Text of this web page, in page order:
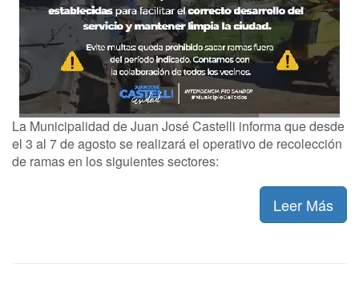
La Municipalidad de Juan José Castelli informa que desde
el 3 al 7 de agosto se realizará el operativo de recolección
de ramas en los siguientes sectores:
Leer Más